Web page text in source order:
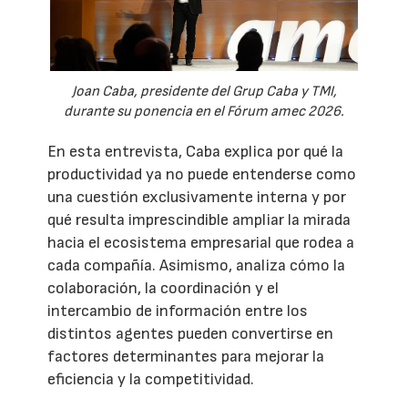
Joan Caba, presidente del Grup Caba y TMI,
durante su ponencia en el Fórum amec 2026.
En esta entrevista, Caba explica por qué la
productividad ya no puede entenderse como
una cuestión exclusivamente interna y por
qué resulta imprescindible ampliar la mirada
hacia el ecosistema empresarial que rodea a
cada compañía. Asimismo, analiza cómo la
colaboración, la coordinación y el
intercambio de información entre los
distintos agentes pueden convertirse en
factores determinantes para mejorar la
eficiencia y la competitividad.